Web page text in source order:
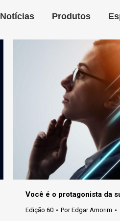
Notícias Produtos
Você é o protagonista da
Edição 60 PorEdgar Amorim